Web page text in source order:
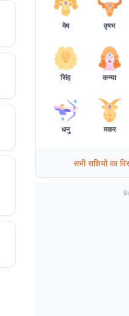
मेष वृषभ
सिंह कन्या
धनु मकर
सभी राशियों का